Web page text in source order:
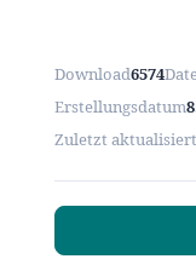
Download6574
Erstellungsdatum
Zuletzt aktualisiert